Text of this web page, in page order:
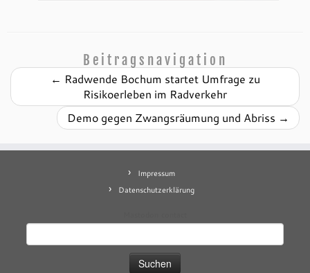
Beitragsnavigation
← Radwende Bochum startet Umfrage zu
Risikoerleben im Radverkehr
Demo gegen Zwangsräumung und Abriss →
Impressum
Datenschutzerklärung
Suchen